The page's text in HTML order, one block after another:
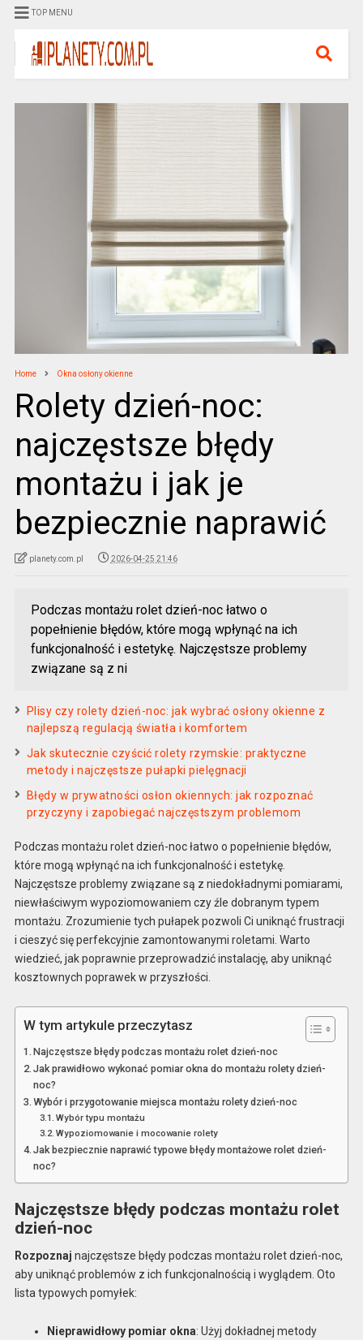
TOP MENU
Home Okna osłony okienne
Rolety dzień-noc:
najczęstsze błędy
montażu i jak je
bezpiecznie naprawić
planety.com.pl 2026-04-25 21:46
Podczas montażu rolet dzień-noc łatwo o
popełnienie błędów, które mogą wpłynąć na ich
funkcjonalność i estetykę. Najczęstsze problemy
związane są z ni
Plisy czy rolety dzień-noc: jak wybrać osłony okienne z
najlepszą regulacją światła i komfortem
Jak skutecznie czyścić rolety rzymskie: praktyczne
metody i najczęstsze pułapki pielęgnacji
Błędy w prywatności osłon okiennych: jak rozpoznać
przyczyny i zapobiegać najczęstszym problemom
Podczas montażu rolet dzień-noc łatwo o popełnienie błędów,
które mogą wpłynąć na ich funkcjonalność i estetykę.
Najczęstsze problemy związane są z niedokładnymi pomiarami,
niewłaściwym wypoziomowaniem czy źle dobranym typem
montażu. Zrozumienie tych pułapek pozwoli Ci uniknąć frustracji
i cieszyć się perfekcyjnie zamontowanymi roletami. Warto
wiedzieć, jak poprawnie przeprowadzić instalację, aby uniknąć
kosztownych poprawek w przyszłości.
W tym artykule przeczytasz
Najczęstsze błędy podczas montażu rolet dzień-noc
Jak prawidłowo wykonać pomiar okna do montażu rolety dzień-
noc?
Wybór i przygotowanie miejsca montażu rolety dzień-noc
Wybór typu montażu
Wypoziomowanie i mocowanie rolety
Jak bezpiecznie naprawić typowe błędy montażowe rolet dzień-
noc?
Najczęstsze błędy podczas montażu rolet
dzień-noc
Rozpoznaj najczęstsze błędy podczas montażu rolet dzień-noc,
aby uniknąć problemów z ich funkcjonalnością i wyglądem. Oto
lista typowych pomyłek:
Nieprawidłowy pomiar okna: Użyj dokładnej metody